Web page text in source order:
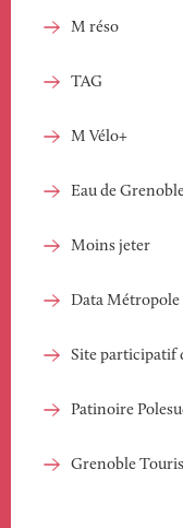
M réso
TAG
M Vélo+
Eau de
Moins jeter
Data
Site participatif
Patinoire
Grenoble